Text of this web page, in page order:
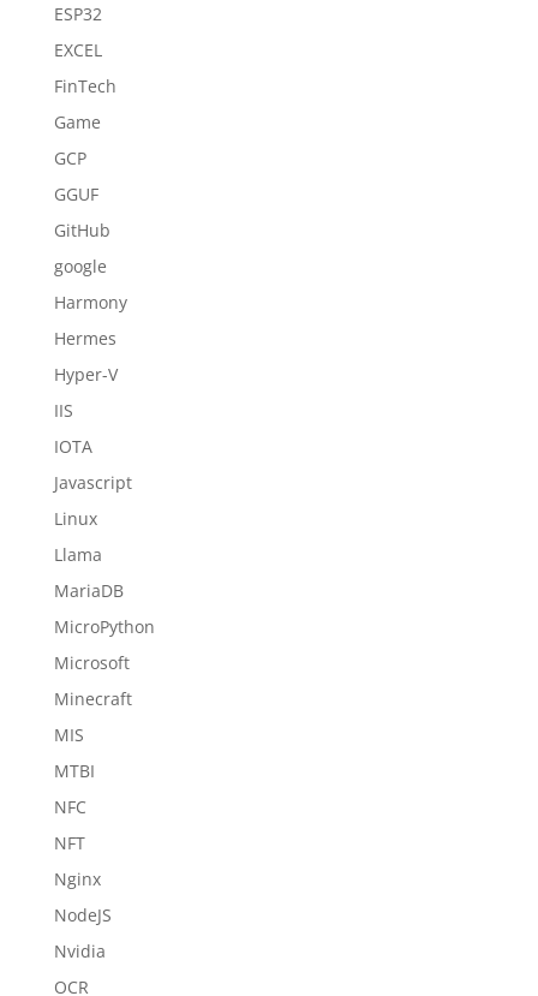
ESP32
EXCEL
FinTech
Game
GCP
GGUF
GitHub
google
Harmony
Hermes
Hyper-V
IIS
IOTA
Javascript
Linux
Llama
MariaDB
MicroPython
Microsoft
Minecraft
MIS
MTBI
NFC
NFT
Nginx
NodeJS
Nvidia
OCR